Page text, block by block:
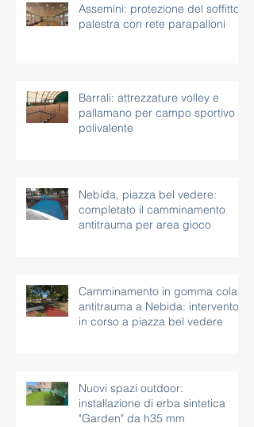
Assemini: protezione del soffitto
palestra con rete parapalloni
Barrali: attrezzature volley e
pallamano per campo sportivo
polivalente
Nebida, piazza bel vedere:
completato il camminamento
antitrauma per area gioco
Camminamento in gomma colata
antitrauma a Nebida: intervento
in corso a piazza bel vedere
Nuovi spazi outdoor:
installazione di erba sintetica
"Garden" da h35 mm